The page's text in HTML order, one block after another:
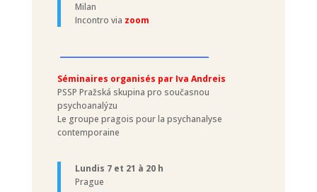
Milan
Incontro via zoom
–––––––––––––––––––––
Séminaires organisés par Iva Andreis
PSSP Pražská skupina pro současnou
psychoanalýzu
Le groupe pragois pour la psychanalyse
contemporaine
Lundis 7 et 21 à 20 h
Prague